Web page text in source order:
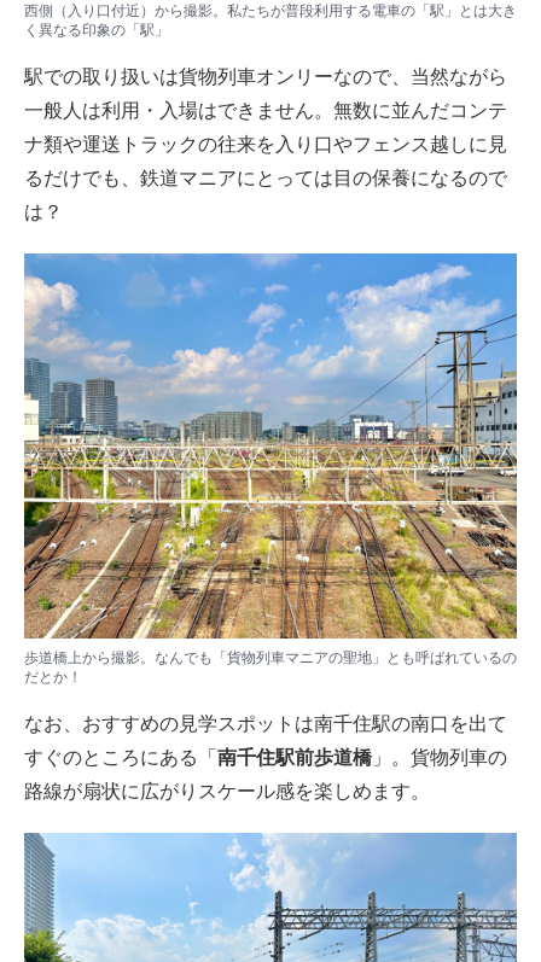
西側（入り口付近）から撮影。私たちが普段利用する電車の「駅」とは大き
く異なる印象の「駅」
駅での取り扱いは貨物列車オンリーなので、当然ながら
一般人は利用・入場はできません。無数に並んだコンテ
ナ類や運送トラックの往来を入り口やフェンス越しに見
るだけでも、鉄道マニアにとっては目の保養になるので
は？
歩道橋上から撮影。なんでも「貨物列車マニアの聖地」とも呼ばれているの
だとか！
なお、おすすめの見学スポットは南千住駅の南口を出て
すぐのところにある「 南千住駅前歩道橋」。貨物列車の
路線が扇状に広がりスケール感を楽しめます。